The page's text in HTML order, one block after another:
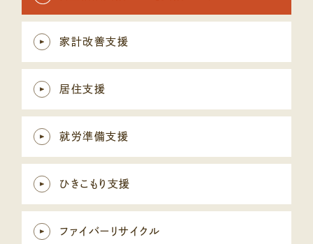
家計改善支援
居住支援
就労準備支援
ひきこもり支援
ファイバーリサイクル